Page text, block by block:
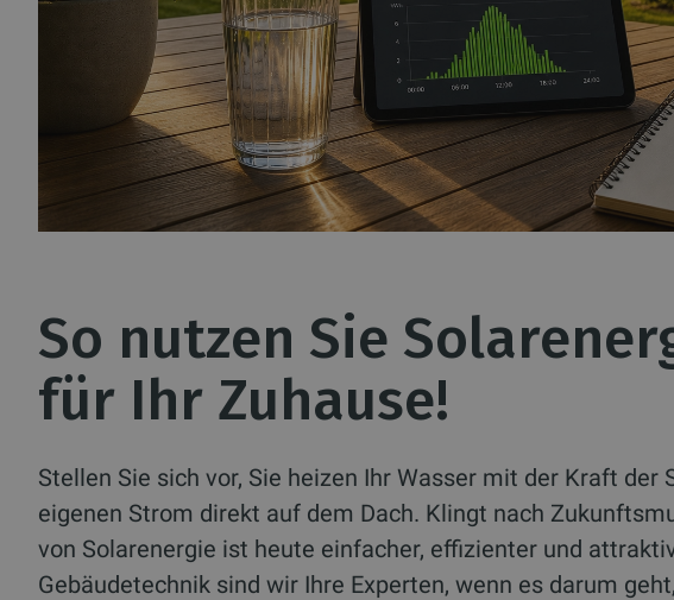
So nutzen Sie
für Ihr Zuhause!
Stellen Sie sich vor, Sie heizen Ihr Wasser mit der Kraft der
eigenen Strom direkt auf dem Dach. Klingt nach
von Solarenergie ist heute einfacher, effizienter und
Gebäudetechnik sind wir Ihre Experten, wenn es darum